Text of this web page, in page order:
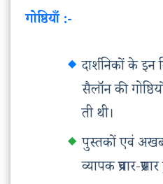
गोष्ठियाँ :-
दार्शनिकों के इन
सैलॉन की
ती थी।
पुस्तकों एवं
व्यापक प्रचार-